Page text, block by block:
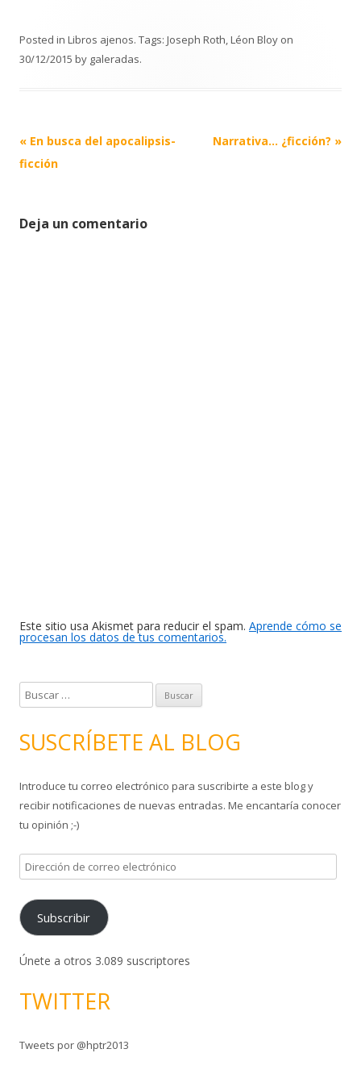
Posted in Libros ajenos. Tags: Joseph Roth,Léon Bloy on
30/12/2015 by galeradas.
Post
navigation
« En busca del apocalipsis-
ficción
Narrativa… ¿ficción? »
Deja un comentario
Este sitio usa Akismet para reducir el spam. Aprende cómo se
procesan los datos de tus comentarios.
u
c
r
:
SUSCRÍBETE AL BLOG
Introduce tu correo electrónico para suscribirte a este blog y
recibir notificaciones de nuevas entradas. Me encantaría conocer
tu opinión ;-)
i
e
c
ó
Subscribir
Únete a otros 3.089 suscriptores
TWITTER
Tweets por @hptr2013